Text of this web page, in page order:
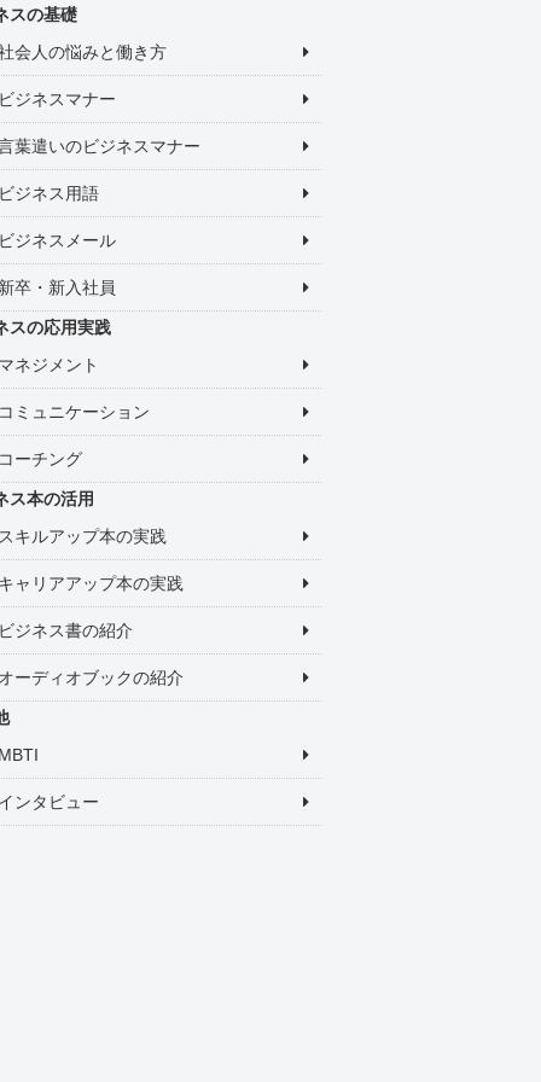
スの基礎
会人の悩みと働き方
ジネスマナー
葉遣いのビジネスマナー
ジネス用語
ジネスメール
卒・新入社員
スの応用実践
ネジメント
ミュニケーション
ーチング
ス本の活用
キルアップ本の実践
ャリアアップ本の実践
ジネス書の紹介
ーディオブックの紹介
ンタビュー